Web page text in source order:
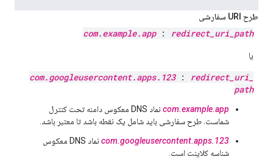
طرح URI سفارشی
com.example.app: redirect_ uri path
یا
com.googleusercontent.apps. 123: redirect_ uri
path
com.example.app
نماد DNS معکوس دامنه تحت کنترل
شماست. طرح سفارشی باید شامل یک نقطه باشد تا معتبر باشد.
com.googleusercontent.apps.123
نماد DNS معکوس
شناسه کلاینت است.